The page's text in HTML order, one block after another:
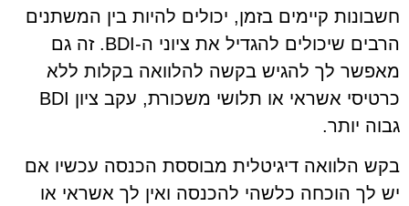
חשבונות קיימים בזמן, יכולים להיות בין המשתנים
הרבים שיכולים להגדיל את ציוני ה-BDI. זה גם
מאפשר לך להגיש בקשה להלוואה בקלות ללא
כרטיסי אשראי או תלושי משכורת, עקב ציון BDI
גבוה יותר.
בקש הלוואה דיגיטלית מבוססת הכנסה עכשיו אם
יש לך הוכחה כלשהי להכנסה ואין לך אשראי או